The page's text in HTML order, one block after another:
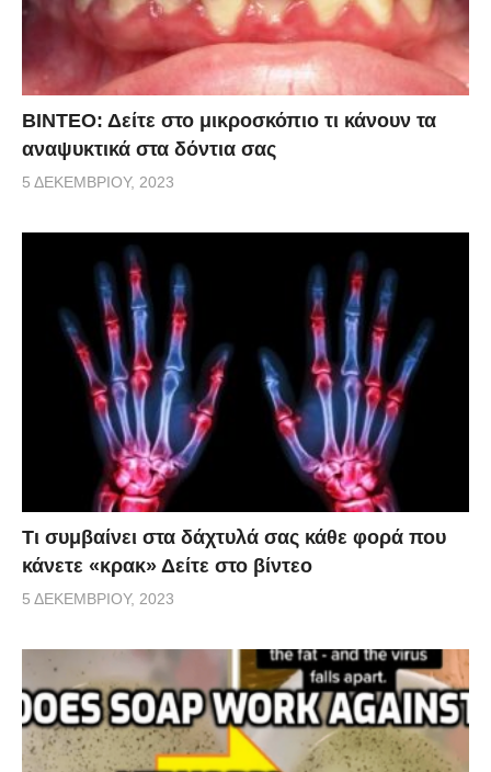
ΒΙΝΤΕΟ: Δείτε στο μικροσκόπιο τι κάνουν τα
αναψυκτικά στα δόντια σας
5 ΔΕΚΕΜΒΡΊΟΥ, 2023
Τι συμβαίνει στα δάχτυλά σας κάθε φορά που
κάνετε «κρακ» Δείτε στο βίντεο
5 ΔΕΚΕΜΒΡΊΟΥ, 2023